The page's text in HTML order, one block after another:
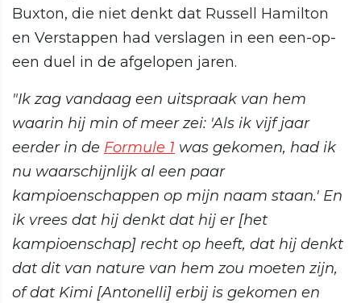
Buxton, die niet denkt dat Russell Hamilton
en Verstappen had verslagen in een een-op-
een duel in de afgelopen jaren.
"Ik zag vandaag een uitspraak van hem
waarin hij min of meer zei: 'Als ik vijf jaar
eerder in de Formule 1 was gekomen, had ik
nu waarschijnlijk al een paar
kampioenschappen op mijn naam staan.' En
ik vrees dat hij denkt dat hij er [het
kampioenschap] recht op heeft, dat hij denkt
dat dit van nature van hem zou moeten zijn,
of dat Kimi [Antonelli] erbij is gekomen en